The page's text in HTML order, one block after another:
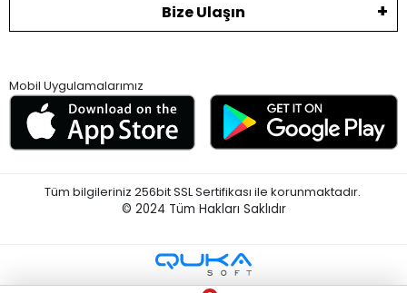
Bize Ulaşın
Mobil Uygulamalarımız
Tüm bilgileriniz 256bit SSL Sertifikası ile korunmaktadır.
© 2024 Tüm Hakları Saklıdır